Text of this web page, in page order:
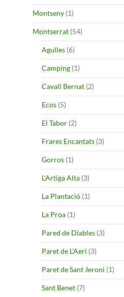
Montseny (1)
Montserrat (54)
Agulles (6)
Camping (1)
Cavall Bernat (2)
Ecos (5)
El Tabor (2)
Frares Encantats (3)
Gorros (1)
L'Artiga Alta (3)
La Plantació (1)
La Proa (1)
Pared de Diables (3)
Paret de L'Aeri (3)
Paret de Sant Jeroni (1)
Sant Benet (7)